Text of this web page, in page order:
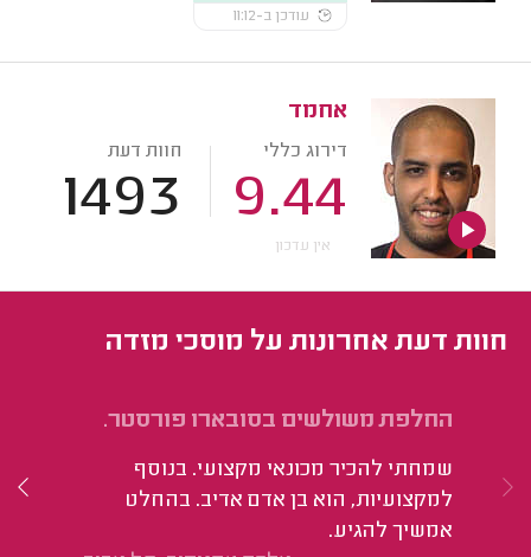
עודכן ב-11:12
אחמד
דירוג כללי
9.44
חוות דעת
1493
אין עדכון
חוות דעת אחרונות על מוסכי מזדה
החלפת משולשים בסובארו פורסטר.
שמחתי להכיר מכונאי מקצועי. בנוסף
למקצועיות, הוא בן אדם אדיב. בהחלט
אמשיך להגיע.